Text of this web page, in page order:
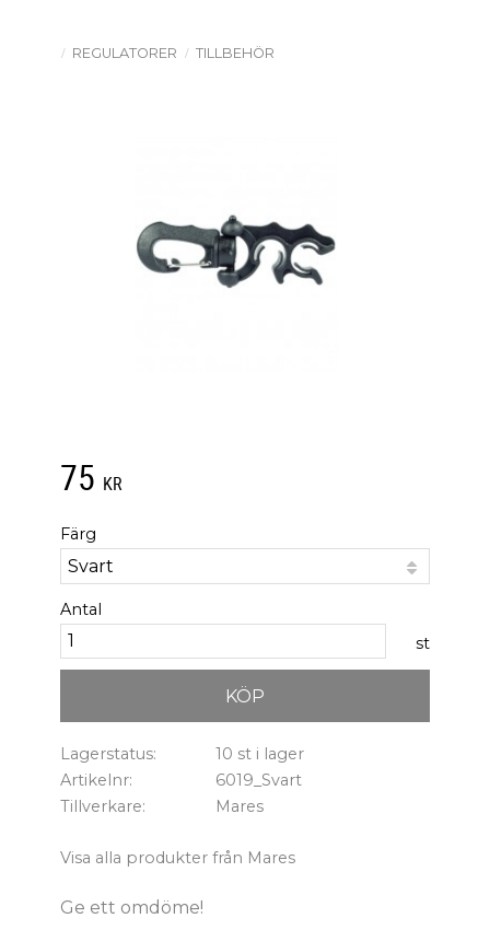
REGULATORER TILLBEHÖR
75 KR
Färg
Antal
st
KÖP
Lagerstatus
10 st i lager
Artikelnr
6019_Svart
Tillverkare
Mares
Visa alla produkter från Mares
Ge ett omdöme!